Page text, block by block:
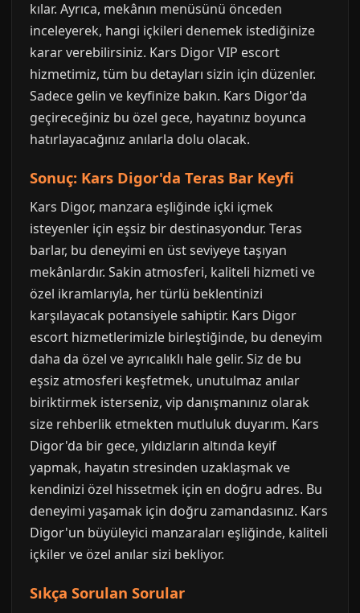
kılar. Ayrıca, mekânın menüsünü önceden
inceleyerek, hangi içkileri denemek istediğinize
karar verebilirsiniz. Kars Digor VIP escort
hizmetimiz, tüm bu detayları sizin için düzenler.
Sadece gelin ve keyfinize bakın. Kars Digor'da
geçireceğiniz bu özel gece, hayatınız boyunca
hatırlayacağınız anılarla dolu olacak.
Sonuç: Kars Digor'da Teras Bar Keyfi
Kars Digor, manzara eşliğinde içki içmek
isteyenler için eşsiz bir destinasyondur. Teras
barlar, bu deneyimi en üst seviyeye taşıyan
mekânlardır. Sakin atmosferi, kaliteli hizmeti ve
özel ikramlarıyla, her türlü beklentinizi
karşılayacak potansiyele sahiptir. Kars Digor
escort hizmetlerimizle birleştiğinde, bu deneyim
daha da özel ve ayrıcalıklı hale gelir. Siz de bu
eşsiz atmosferi keşfetmek, unutulmaz anılar
biriktirmek isterseniz, vip danışmanınız olarak
size rehberlik etmekten mutluluk duyarım. Kars
Digor'da bir gece, yıldızların altında keyif
yapmak, hayatın stresinden uzaklaşmak ve
kendinizi özel hissetmek için en doğru adres. Bu
deneyimi yaşamak için doğru zamandasınız. Kars
Digor'un büyüleyici manzaraları eşliğinde, kaliteli
içkiler ve özel anılar sizi bekliyor.
Sıkça Sorulan Sorular